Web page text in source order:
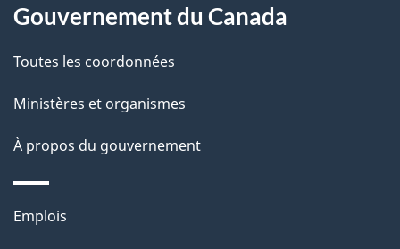
i
l
s
d
e
l
propos
de
ce
site
Gouvernement du Canada
Toutes les coordonnées
Ministères et organismes
À propos du gouvernement
Thèmes
Emplois